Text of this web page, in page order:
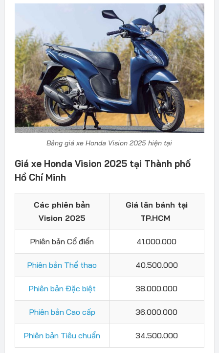
Bảng giá xe Honda Vision 2025 hiện tại
Giá xe Honda Vision 2025 tại Thành phố
Hồ Chí Minh
Các phiên bản
Vision 2025
Giá lăn bánh tại
TP.HCM
Phiên bản Cổ điển 41.000.000
Phiên bản Thể thao 40.500.000
Phiên bản Đặc biệt 38.000.000
Phiên bản Cao cấp 36.000.000
Phiên bản Tiêu chuẩn 34.500.000